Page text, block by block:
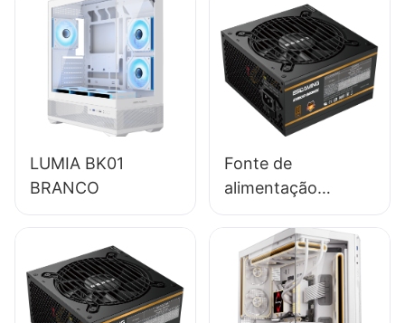
LUMIA BK01
BRANCO
Fonte de
alimentação
ESGAMING 650W
de alta qualidade,
85% de eficiência,
módulo completo,
certificação 80+